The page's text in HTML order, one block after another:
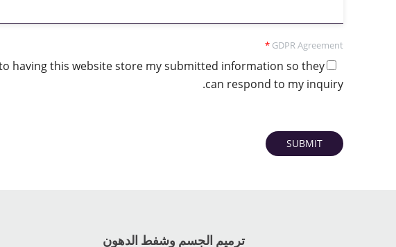
GDPR Agreement
*
having this website store my submitted information so they
can respond to my inquiry.
SUBMIT
ترميم الجسم وشفط الدهون